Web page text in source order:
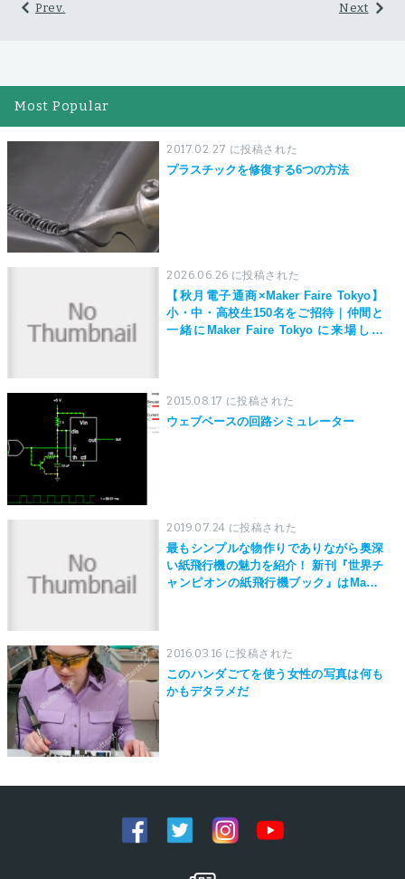
Next
Prev.
Most Popular
2017.02.27 に投稿された
プラスチックを修復する6つの方法
2026.06.26 に投稿された
【秋月電子通商×Maker Faire Tokyo】
小・中・高校生150名をご招待｜仲間と
一緒にMaker Faire Tokyo に来場しよ
2015.08.17 に投稿された
ウェブベースの回路シミュレーター
2019.07.24 に投稿された
最もシンプルな物作りでありながら奥深
い紙飛行機の魅力を紹介！ 新刊『世界チ
ャンピオンの紙飛行機ブック』はMaker
2016.03.16 に投稿された
このハンダごてを使う女性の写真は何も
かもデタラメだ